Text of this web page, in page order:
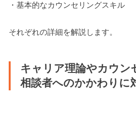
・基本的なカウンセリングスキル
それぞれの詳細を解説します。
キャリア理論やカウン
相談者へのかかわりに